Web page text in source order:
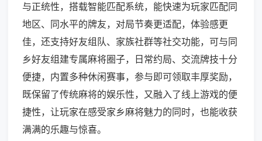
与正统性，搭载智能匹配系统，能快速为玩家匹配同
地区、同水平的牌友，对局节奏更适配，体验感更
佳，还支持好友组队、家族社群等社交功能，可与同
乡好友组建专属麻将圈子，日常约局、交流牌技十分
便捷，内置多种休闲赛事，参与即可领取丰厚奖励，
既保留了传统麻将的娱乐性，又融入了线上游戏的便
捷性，让玩家在感受家乡麻将魅力的同时，也能收获
满满的乐趣与惊喜。